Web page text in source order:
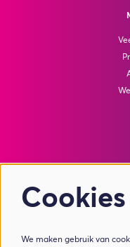
©
Cookies
We maken gebruik van